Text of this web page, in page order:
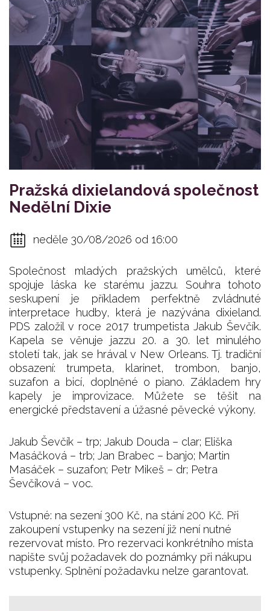
Pražská dixielandová společnost
Nedělní Dixie
neděle 30/08/2026 od 16:00
Společnost mladých pražských umělců, které
spojuje láska ke starému jazzu. Souhra tohoto
seskupení je příkladem perfektně zvládnuté
interpretace hudby, která je nazývána dixieland.
PDS založil v roce 2017 trumpetista Jakub Ševčík.
Kapela se věnuje jazzu 20. a 30. let minulého
století tak, jak se hrával v New Orleans. Tj. tradiční
obsazení: trumpeta, klarinet, trombon, banjo,
suzafon a bicí, doplněné o piano. Základem hry
kapely je improvizace. Můžete se těšit na
energické představení a úžasné pěvecké výkony.
Jakub Ševčík – trp; Jakub Douda – clar; Eliška
Masáčková – trb; Jan Brabec – banjo; Martin
Masáček – suzafon; Petr Mikeš – dr; Petra
Ševčíková – voc.
Vstupné: na sezení 300 Kč, na stání 200 Kč. Při
zakoupení vstupenky na sezení již není nutné
rezervovat místo. Pro rezervaci konkrétního místa
napište svůj požadavek do poznámky při nákupu
vstupenky. Splnění požadavku nelze garantovat.